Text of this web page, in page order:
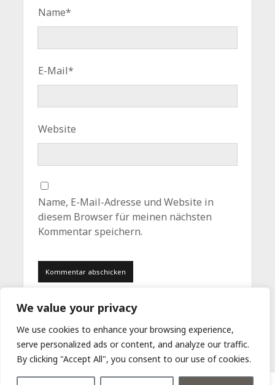
We value your privacy
We use cookies to enhance your browsing experience,
serve personalized ads or content, and analyze our traffic.
By clicking "Accept All", you consent to our use of cookies.
Name*
E-Mail*
Website
Name, E-Mail-Adresse und Website in
diesem Browser für meinen nächsten
Kommentar speichern.